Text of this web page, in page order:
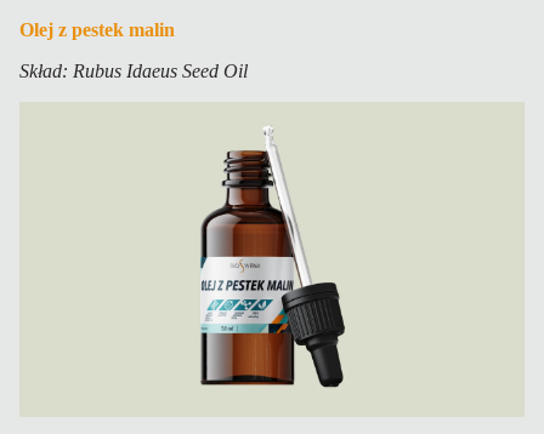
Olej z pestek malin
Skład: Rubus Idaeus Seed Oil